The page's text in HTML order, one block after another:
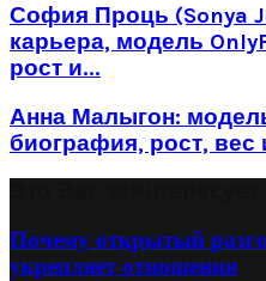
София Проць (Sonya
карьера, модель
рост и...
Анна Малыгон:
биография, рост, вес
Почему открытый
укрепляет отношения